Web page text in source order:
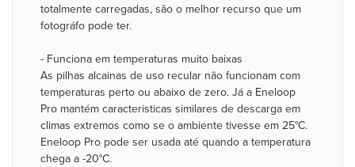
totalmente carregadas, são o melhor recurso que um
fotográfo pode ter.
- Funciona em temperaturas muito baixas
As pilhas alcainas de uso recular não funcionam com
temperaturas perto ou abaixo de zero. Já a Eneloop
Pro mantém caracteristicas similares de descarga em
climas extremos como se o ambiente tivesse em 25°C.
Eneloop Pro pode ser usada até quando a temperatura
chega a -20°C.